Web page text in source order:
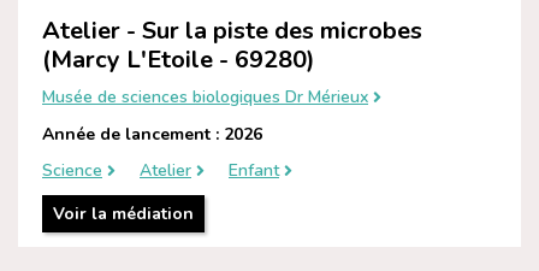
Atelier - Sur la piste des microbes
(Marcy L'Etoile - 69280)
Musée de sciences biologiques Dr Mérieux
Année de lancement : 2026
Science
Atelier
Enfant
Voir la médiation